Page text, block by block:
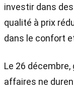
investir dans
qualité à prix
dans le confort
Le 26
affaires ne